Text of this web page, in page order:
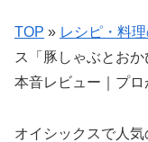
TOP » レシピ・料
ス「豚しゃぶとお
本音レビュー｜プ
オイシックスで人